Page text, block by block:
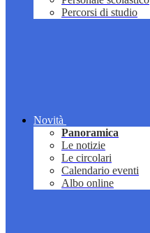
Percorsi di studio
Novità
Panoramica
Le notizie
Le circolari
Calendario eventi
Albo online